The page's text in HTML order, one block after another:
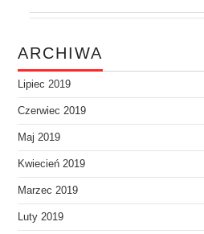
ARCHIWA
Lipiec 2019
Czerwiec 2019
Maj 2019
Kwiecień 2019
Marzec 2019
Luty 2019